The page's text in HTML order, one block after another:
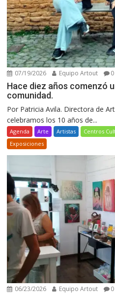
07/19/2026 Equipo Artout 0
Hace diez años comenzó
comunidad.
Por Patricia Avila. Directora de
celebramos los 10 años de...
Agenda Arte Artistas Centros
Exposiciones
06/23/2026 Equipo Artout 0